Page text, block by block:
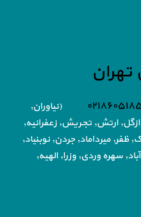
(نیاوران,
ازگل, ارتش, تجریش, زعفرانیه,
ظفر, میرداماد, جردن, نوبنیاد,
سهره وردی, وزرا, الهیه,